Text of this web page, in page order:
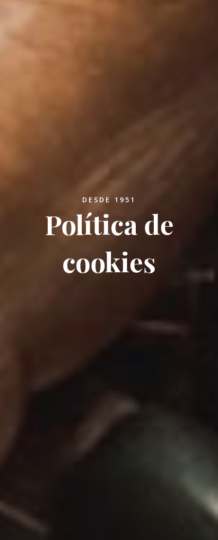
DESDE 1951
Política de
cookies